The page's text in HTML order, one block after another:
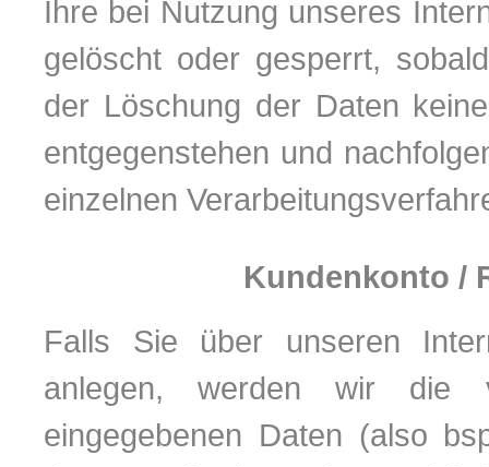
Ihre bei Nutzung unseres
gelöscht oder gesperrt,
der Löschung der Daten
entgegenstehen und
einzelnen
Kundenkonto /
Falls Sie über unseren
anlegen, werden wir die
eingegebenen Daten (also